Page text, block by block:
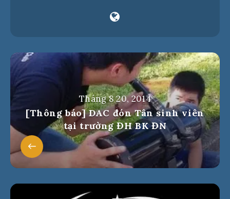
Tháng 8 20, 2014
[Thông báo] DAC đón Tân sinh viên
tại trường ĐH BK ĐN